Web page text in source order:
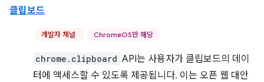
클립보드
개발자 채널 ChromeOS만 해당
chrome.clipboard API는 사용자가 클립보드의 데이
터에 액세스할 수 있도록 제공됩니다. 이는 오픈 웹 대안